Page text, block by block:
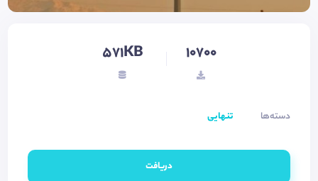
10700
571KB
دسته‌ها تنهایی
دریافت